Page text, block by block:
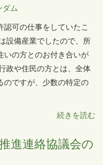
ダム
可の仕事をしていたこ
設備産業でしたので、所
いの方とのお付き合いが
政や住民の方とは、全体
のですが、少数の特定の
続きを読む
進連絡協議会の